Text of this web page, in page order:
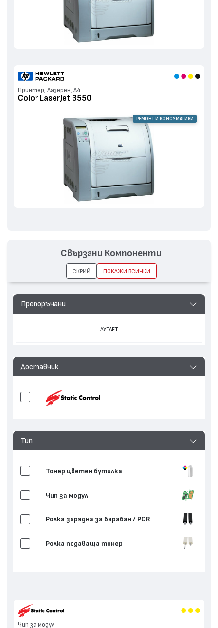
Принтер, Лазерен, А4
Color LaserJet 3550
РЕМОНТ И КОНСУМАТИВИ
Препоръчани
АУТЛЕТ
Доставчик
Тип
Тонер цветен бутилка
Чип за модул
Ролка зарядна за барабан / PCR
Ролка подаваща тонер
Чип за модул
Свързани Компоненти
СКРИЙ ПОКАЖИ ВСИЧКИ